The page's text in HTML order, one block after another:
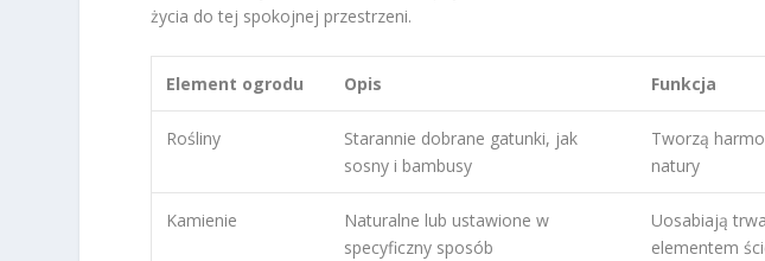
życia do tej spokojnej przestrzeni.
Element ogrodu Opis Funkcja
Rośliny
Starannie dobrane gatunki, jak
sosny i bambusy
Tworzą
natury
Kamienie
Naturalne lub ustawione w
specyficzny sposób
Uosabiają
elementem